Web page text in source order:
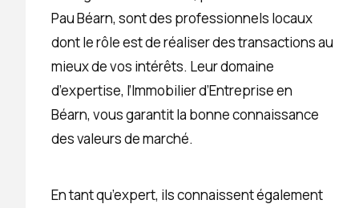
Pau Béarn, sont des professionnels locaux
dont le rôle est de réaliser des transactions au
mieux de vos intérêts. Leur domaine
d’expertise, l’Immobilier d’Entreprise en
Béarn, vous garantit la bonne connaissance
des valeurs de marché.
En tant qu’expert, ils connaissent également